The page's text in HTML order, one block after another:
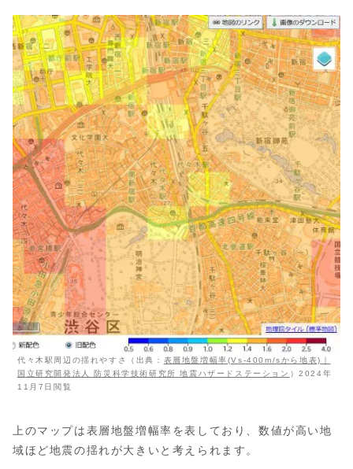
代々木駅周辺の揺れやすさ（出典： 表層地盤増幅率(Vs-400m/sから地表)｜
国立研究開発法人 防災科学技術研究所 地震ハザードステーション ）2024年
11月7日閲覧
上のマップは表層地盤増幅率を表しており、数値が高い地
域ほど地震の揺れが大きいと考えられます。